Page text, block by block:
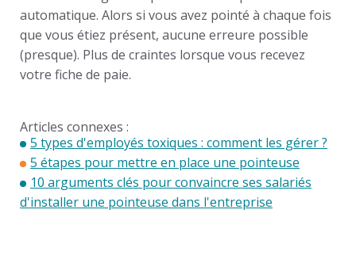
automatique. Alors si vous avez pointé à chaque fois
que vous étiez présent, aucune erreure possible
(presque). Plus de craintes lorsque vous recevez
votre fiche de paie.
Articles connexes :
5 types d'employés toxiques : comment les gérer ?
5 étapes pour mettre en place une pointeuse
10 arguments clés pour convaincre ses salariés
d'installer une pointeuse dans l'entreprise